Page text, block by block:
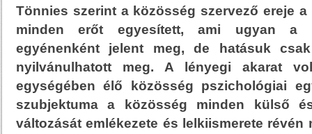
Tönnies szerint a közösség szervező ereje a
minden erőt egyesített, ami ugyan a
egyénenként jelent meg, de hatásuk
nyilvánulhatott meg. A lényegi akarat
egységében élő közösség pszichológiai
szubjektuma a közösség minden külső
változását emlékezete és lelkiismerete révén